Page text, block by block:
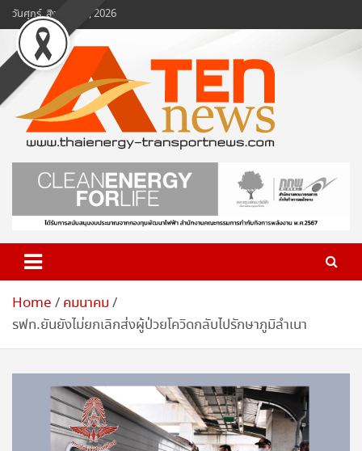
Skip
to
content
วันศุกร์, สิงหาคม 7, 2026
www.ten-news.com
ข่าวพลังงานและคมนาคม
Home
คมนาคม
รฟท.ยันยังไม่ยกเลิกส่งผู้ป่วยโควิดกลับไปรักษาภูมิลำเนา